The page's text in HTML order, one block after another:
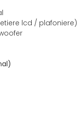
lcd / plafoniere)